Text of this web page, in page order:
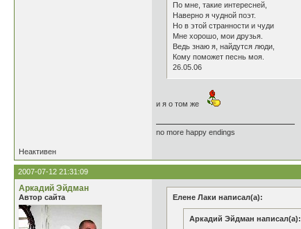
По мне, такие интересней,
Наверно я чудной поэт.
Но в этой странности и чуди
Мне хорошо, мои друзья.
Ведь знаю я, найдутся люди,
Кому поможет песнь моя.
26.05.06
и я о том же
no more happy endings
Неактивен
2007-07-12 21:31:09
Аркадий Эйдман
Автор сайта Елене Лаки написал(а):
Аркадий Эйдман написал(а):